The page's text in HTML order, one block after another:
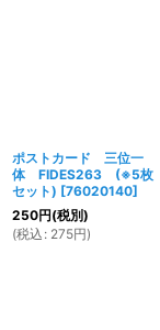
ポストカード 三位一
体 FIDES263 (※5枚
セット) [76020140]
250円(税別)
(税込 : 275円)